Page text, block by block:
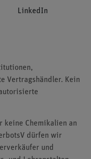
LinkedIn
Vertragshändler. Kein
keine Chemikalien an
dürfen wir
und